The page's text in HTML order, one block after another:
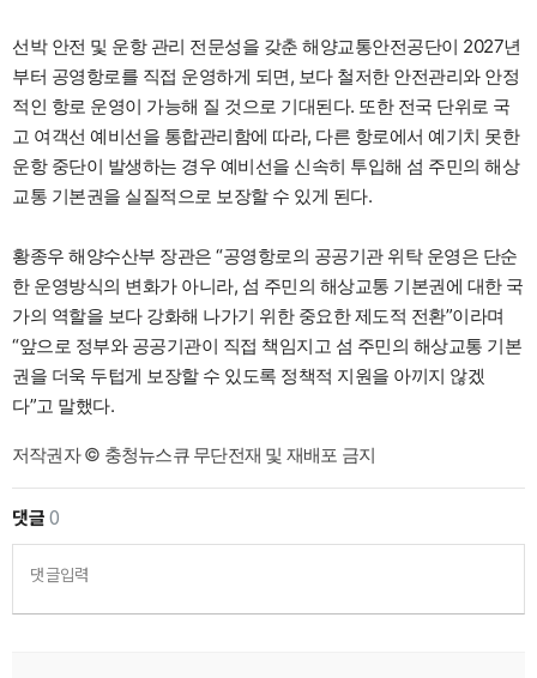
선박 안전 및 운항 관리 전문성을 갖춘 해양교통안전공단이 2027년
부터 공영항로를 직접 운영하게 되면, 보다 철저한 안전관리와 안정
적인 항로 운영이 가능해 질 것으로 기대된다. 또한 전국 단위로 국
고 여객선 예비선을 통합관리함에 따라, 다른 항로에서 예기치 못한
운항 중단이 발생하는 경우 예비선을 신속히 투입해 섬 주민의 해상
교통 기본권을 실질적으로 보장할 수 있게 된다.
황종우 해양수산부 장관은 “공영항로의 공공기관 위탁 운영은 단순
한 운영방식의 변화가 아니라, 섬 주민의 해상교통 기본권에 대한 국
가의 역할을 보다 강화해 나가기 위한 중요한 제도적 전환”이라며
“앞으로 정부와 공공기관이 직접 책임지고 섬 주민의 해상교통 기본
권을 더욱 두텁게 보장할 수 있도록 정책적 지원을 아끼지 않겠
다”고 말했다.
저작권자 © 충청뉴스큐 무단전재 및 재배포 금지
댓글0
댓글입력